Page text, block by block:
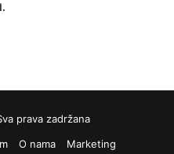
prava zadržana
O nama Marketing